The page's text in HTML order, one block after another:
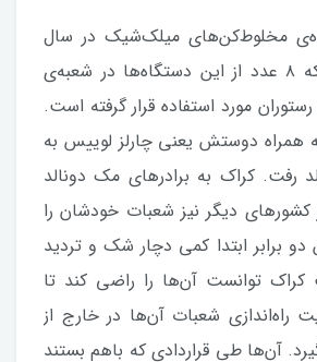
مخلوط‌کن‌های میلک‌شیک در سال
۱۹۵۴ متوجه شد که ۸ عدد از این دستگاه‌ها در شعبه‌ی
مورد استفاده قرار گرفته است.
همراه دوستش یعنی چارلز لوییس به
رفت. کراک به برادرهای مک دونالد
کشورهای دیگر نیز شعبات خودشان را
دو برابر ابتدا کمی دچار شک و تردید
کراک توانست آن‌ها را راضی کند تا
راه‌اندازی شعبات آن‌ها در خارج از
آن‌ها طی قراردادی که باهم بستند